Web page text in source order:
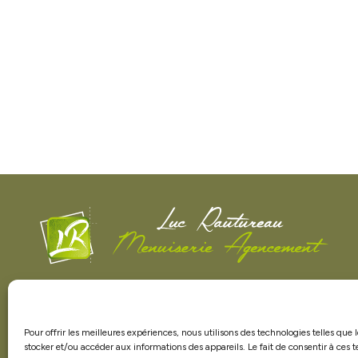
Pour offrir les meilleures expériences, nous utilisons des technologies telles que
stocker et/ou accéder aux informations des appareils. Le fait de consentir à ces
et extérieure sur mesure. J'interviens dans tout le
secteur vendéen pour la pose de cuisines,